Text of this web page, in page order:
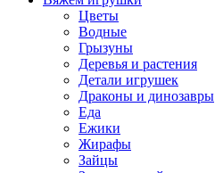
Цветы
Водные
Грызуны
Деревья и растения
Детали игрушек
Драконы и динозавры
Еда
Ежики
Жирафы
Зайцы